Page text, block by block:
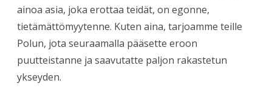
ainoa asia, joka erottaa teidät, on egonne,
tietämättömyytenne. Kuten aina, tarjoamme teille
Polun, jota seuraamalla pääsette eroon
puutteistanne ja saavutatte paljon rakastetun
ykseyden.